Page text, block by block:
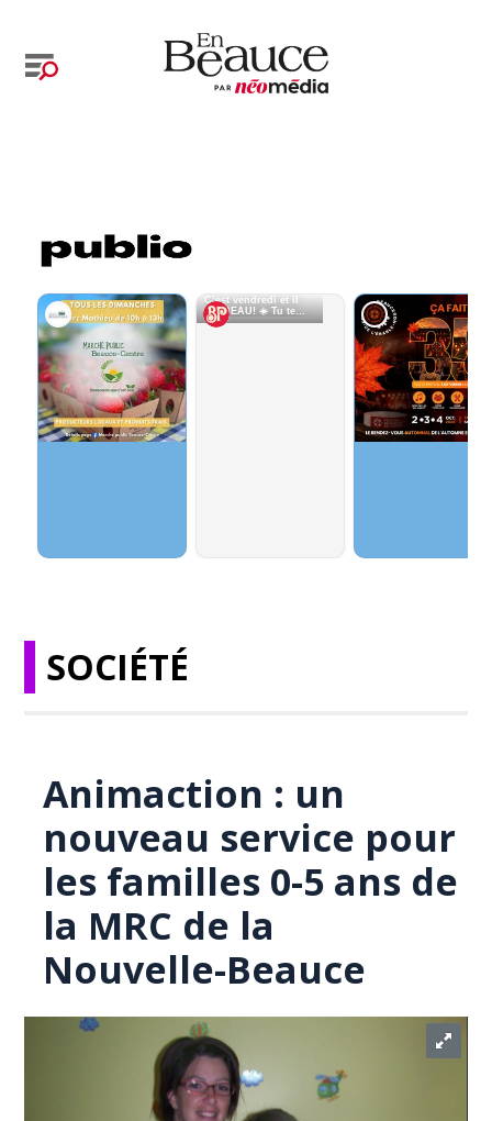
SOCIÉTÉ
Animaction : un
nouveau service pour
les familles 0-5 ans de
la MRC de la
Nouvelle-Beauce